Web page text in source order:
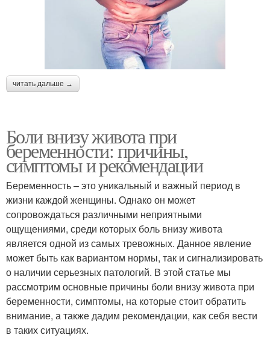
читать дальше →
Боли внизу живота при
беременности: причины,
симптомы и рекомендации
Беременность – это уникальный и важный период в
жизни каждой женщины. Однако он может
сопровождаться различными неприятными
ощущениями, среди которых боль внизу живота
является одной из самых тревожных. Данное явление
может быть как вариантом нормы, так и сигнализировать
о наличии серьезных патологий. В этой статье мы
рассмотрим основные причины боли внизу живота при
беременности, симптомы, на которые стоит обратить
внимание, а также дадим рекомендации, как себя вести
в таких ситуациях.